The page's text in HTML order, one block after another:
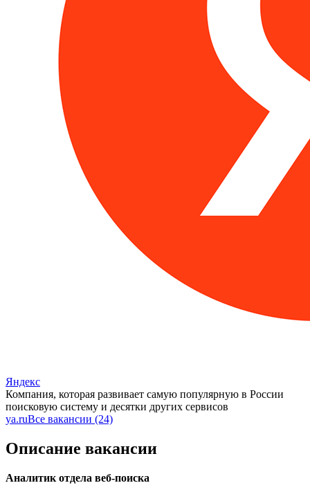
Яндекс
Компания, которая развивает самую популярную в России
поисковую систему и десятки других сервисов
ya.ruВсе вакансии (24)
Описание вакансии
Аналитик отдела веб-поиска